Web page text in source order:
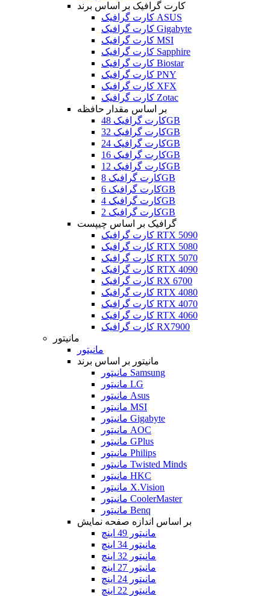
کارت گرافیک بر اساس برند
کارت گرافیک ASUS
کارت گرافیک Gigabyte
کارت گرافیک MSI
کارت گرافیک Sapphire
کارت گرافیک Biostar
کارت گرافیک PNY
کارت گرافیک XFX
کارت گرافیک Zotac
بر اساس مقدار حافظه
کارت گرافیک 48GB
کارت گرافیک 32GB
کارت گرافیک 24GB
کارت گرافیک 16GB
کارت گرافیک 12GB
کارت گرافیک 8GB
کارت گرافیک 6GB
کارت گرافیک 4GB
کارت گرافیک 2GB
گرافیک بر اساس چیپست
کارت گرافیک RTX 5090
کارت گرافیک RTX 5080
کارت گرافیک RTX 5070
کارت گرافیک RTX 4090
کارت گرافیک RX 6700
کارت گرافیک RTX 4080
کارت گرافیک RTX 4070
کارت گرافیک RTX 4060
کارت گرافیک RX7900
مانیتور
مانیتور
مانیتور بر اساس برند
مانیتور Samsung
مانیتور LG
مانیتور Asus
مانیتور MSI
مانیتور Gigabyte
مانیتور AOC
مانیتور GPlus
مانیتور Philips
مانیتور Twisted Minds
مانیتور HKC
مانیتور X.Vision
مانیتور CoolerMaster
مانیتور Benq
بر اساس اندازه صفحه نمایش
مانیتور 49 اینچ
مانیتور 34 اینچ
مانیتور 32 اینچ
مانیتور 27 اینچ
مانیتور 24 اینچ
مانیتور 22 اینچ